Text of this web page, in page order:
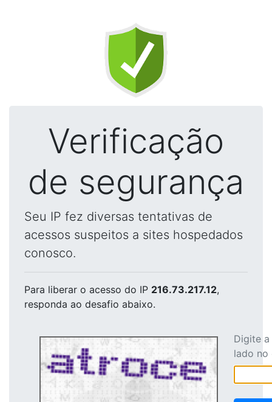
Verificação
de segurança
Seu IP fez diversas tentativas de
acessos suspeitos a sites hospedados
conosco.
Para liberar o acesso do IP 216.73.217.12,
responda ao desafio abaixo.
Digite
lado no